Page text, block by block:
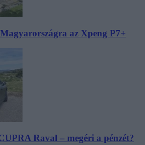
az Xpeng P7+
Raval – megéri a pénzét?